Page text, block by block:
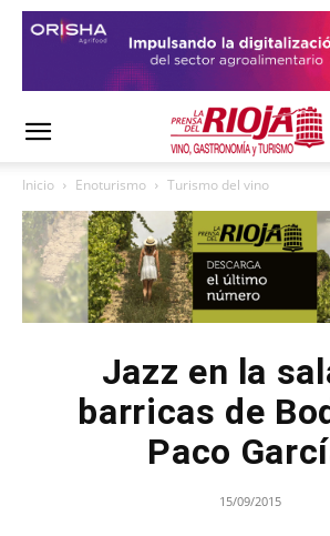
Inicio Enoturismo Turismo del vino
Jazz en la
barricas de
Paco
15/09/2015